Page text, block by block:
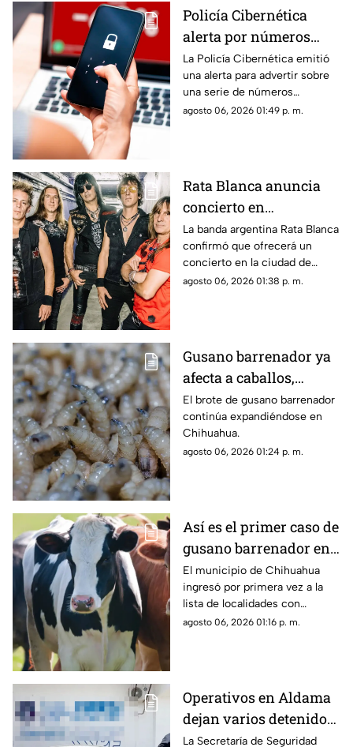
Policía Cibernética
alerta por números
usados para fraudes y
extorsiones; estos son
los que debes evitar
La Policía Cibernética emitió
una alerta para advertir sobre
una serie de números
telefónicos relacionados con
agosto 06, 2026 01:49 p. m.
Rata Blanca anuncia
concierto en
Chihuahua; esta es la
fecha confirmada
La banda argentina Rata Blanca
confirmó que ofrecerá un
concierto en la ciudad de
Chihuahua como parte de su
agosto 06, 2026 01:38 p. m.
Gusano barrenador ya
afecta a caballos,
cerdos y ovejas en
Chihuahua; suman 89
casos activos
El brote de gusano barrenador
continúa expandiéndose en
Chihuahua.
agosto 06, 2026 01:24 p. m.
Así es el primer caso de
gusano barrenador en
Chihuahua capital;
contagios suben a 89 en
la entidad
El municipio de Chihuahua
ingresó por primera vez a la
lista de localidades con
presencia de gusano
agosto 06, 2026 01:16 p. m.
Operativos en Aldama
dejan varios detenidos
y aseguran vehículo
La Secretaría de Seguridad